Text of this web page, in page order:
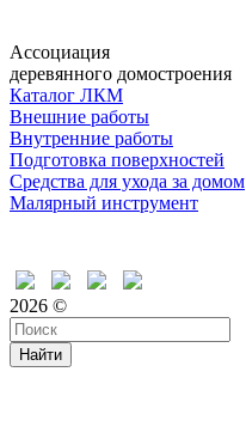
Ассоциация
деревянного домостроения
Каталог ЛКМ
Внешние работы
Внутренние работы
Подготовка поверхностей
Средства для ухода за домом
Малярный инструмент
2026 ©
Найти